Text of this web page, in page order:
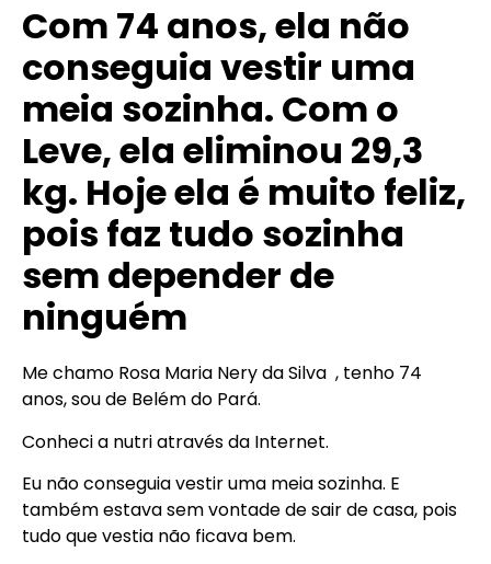
Com 74 anos, ela não
conseguia vestir uma
meia sozinha. Com o
Leve, ela eliminou 29,3
kg. Hoje ela é muito feliz,
pois faz tudo sozinha
sem depender de
ninguém
Me chamo Rosa Maria Nery da Silva , tenho 74
anos, sou de Belém do Pará.
Conheci a nutri através da Internet.
Eu não conseguia vestir uma meia sozinha. E
também estava sem vontade de sair de casa, pois
tudo que vestia não ficava bem.